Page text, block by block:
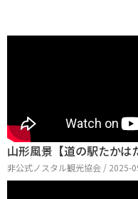
山形風景【道の駅たか
非公式ノスタル観光協会 / 2025-